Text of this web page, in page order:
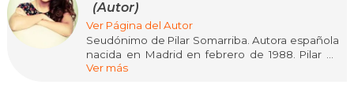
(Autor)
Ver Página del Autor
Seudónimo de Pilar Somarriba. Autora española
nacida en Madrid en febrero de 1988. Pilar es
Licenciada en Periodismo, Comunicación
Ver más